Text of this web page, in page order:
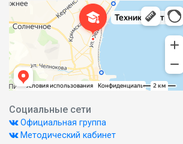
Социальные сети
Официальная группа
Методический кабинет